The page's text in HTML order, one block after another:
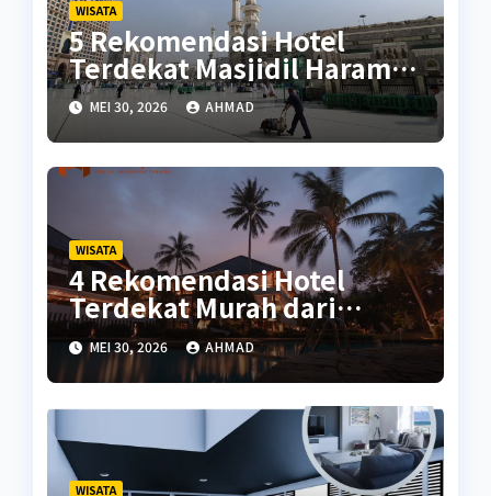
WISATA
5 Rekomendasi Hotel
Terdekat Masjidil Haram
Terbaik
MEI 30, 2026 AHMAD
WISATA
4 Rekomendasi Hotel
Terdekat Murah dari
Malioboro
MEI 30, 2026 AHMAD
WISATA